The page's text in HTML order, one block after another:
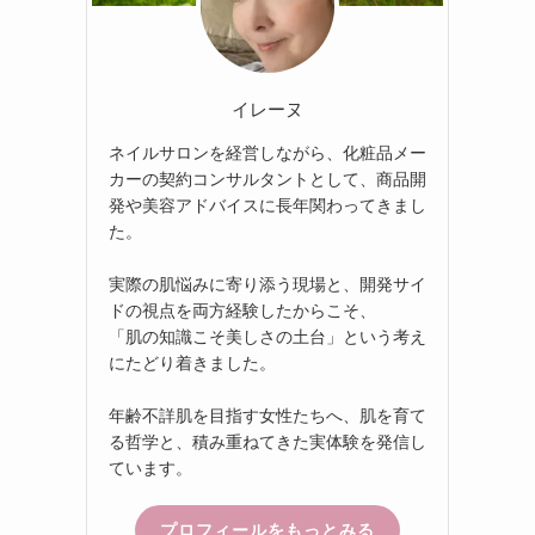
イレーヌ
ネイルサロンを経営しながら、化粧品メー
カーの契約コンサルタントとして、商品開
発や美容アドバイスに長年関わってきまし
た。
実際の肌悩みに寄り添う現場と、開発サイ
ドの視点を両方経験したからこそ、
「肌の知識こそ美しさの土台」という考え
にたどり着きました。
年齢不詳肌を目指す女性たちへ、肌を育て
る哲学と、積み重ねてきた実体験を発信し
ています。
プロフィールをもっとみる